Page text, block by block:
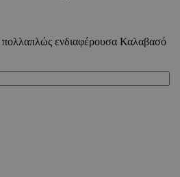
ενδιαφέρουσα Καλαβασό